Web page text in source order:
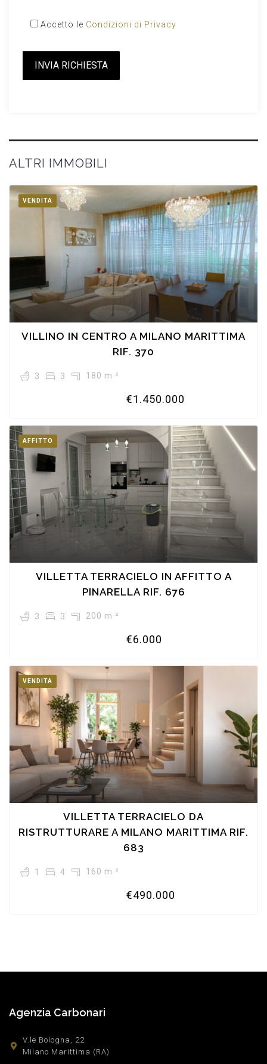
Accetto le Condizioni di Privacy
leave
ALTRI IMMOBILI
VENDITA
VILLINO IN CENTRO A MILANO MARITTIMA
RIF. 370
3 3 180 m ²
€1.450.000
AFFITTO
VILLETTA TERRACIELO IN AFFITTO A
PINARELLA RIF. 676
3 3 200 m ²
€6.000
VENDITA
VILLETTA TERRACIELO DA
RISTRUTTURARE A MILANO MARITTIMA RIF.
683
1 4 160 m ²
€490.000
Agenzia Carbonari
V.le Bologna, 22
Milano Marittima (RA)